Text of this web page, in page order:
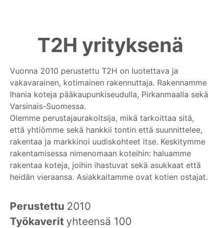
T2H yrityksenä
Vuonna 2010 perustettu T2H on luotettava ja
vakavarainen, kotimainen rakennuttaja. Rakennamme
Ihania koteja pääkaupunkiseudulla, Pirkanmaalla sekä
Varsinais-Suomessa.
Olemme perustajaurakoitsija, mikä tarkoittaa sitä,
että yhtiömme sekä hankkii tontin että suunnittelee,
rakentaa ja markkinoi uudiskohteet itse. Keskitymme
rakentamisessa nimenomaan koteihin: haluamme
rakentaa koteja, joihin ihastuvat sekä asukkaat että
heidän vieraansa. Asiakkaitamme ovat kotien ostajat.
Perustettu 2010
Työkaverit yhteensä 100